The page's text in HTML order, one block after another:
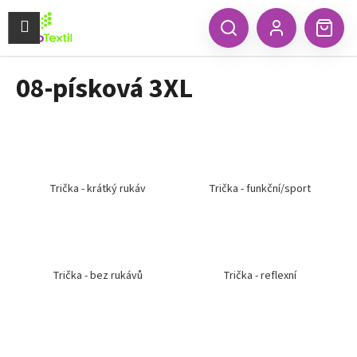
obsah
HledatPřihlášení
Menu
08-písková 3XL
Trička - krátký rukáv Trička - funkční/sport
Trička - bez rukávů Trička - reflexní
K
š Zpět
Zpět
C